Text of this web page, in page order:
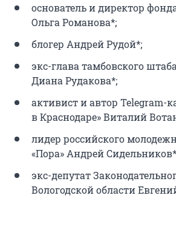
основатель и директор
Ольга Романова*;
блогер Андрей Рудой*;
экс-глава тамбовского
Диана Рудакова*;
активист и автор Telegram-
в Краснодаре» Виталий
лидер российского
«Пора» Андрей
экс-депутат
Вологодской области